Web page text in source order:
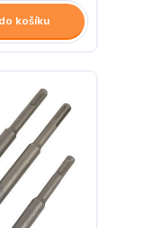
košíku